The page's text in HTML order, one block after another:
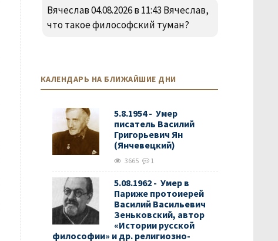
Вячеслав 04.08.2026 в 11:43 Вячеслав,
что такое философский туман?
КАЛЕНДАРЬ НА БЛИЖАЙШИЕ ДНИ
5.8.1954 - Умер
писатель Василий
Григорьевич Ян
(Янчевецкий)
3665 1
5.08.1962 - Умер в
Париже протоиерей
Василий Васильевич
Зеньковский, автор
«Истории русской
философии» и др. религиозно-